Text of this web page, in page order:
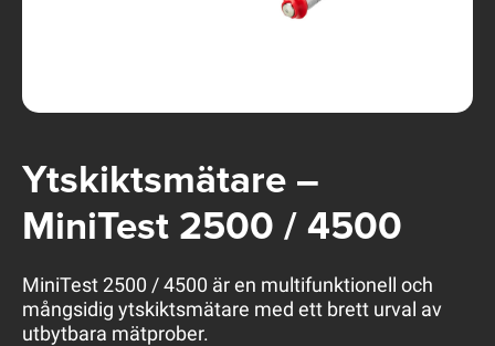
Ytskiktsmätare –
MiniTest 2500 / 4500
MiniTest 2500 / 4500 är en multifunktionell och
mångsidig ytskiktsmätare med ett brett urval av
utbytbara mätprober.